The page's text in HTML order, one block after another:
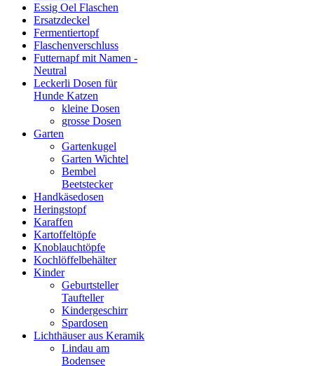
Essig Oel Flaschen
Ersatzdeckel
Fermentiertopf
Flaschenverschluss
Futternapf mit Namen -
Neutral
Leckerli Dosen für
Hunde Katzen
kleine Dosen
grosse Dosen
Garten
Gartenkugel
Garten Wichtel
Bembel
Beetstecker
Handkäsedosen
Heringstopf
Karaffen
Kartoffeltöpfe
Knoblauchtöpfe
Kochlöffelbehälter
Kinder
Geburtsteller
Taufteller
Kindergeschirr
Spardosen
Lichthäuser aus Keramik
Lindau am
Bodensee